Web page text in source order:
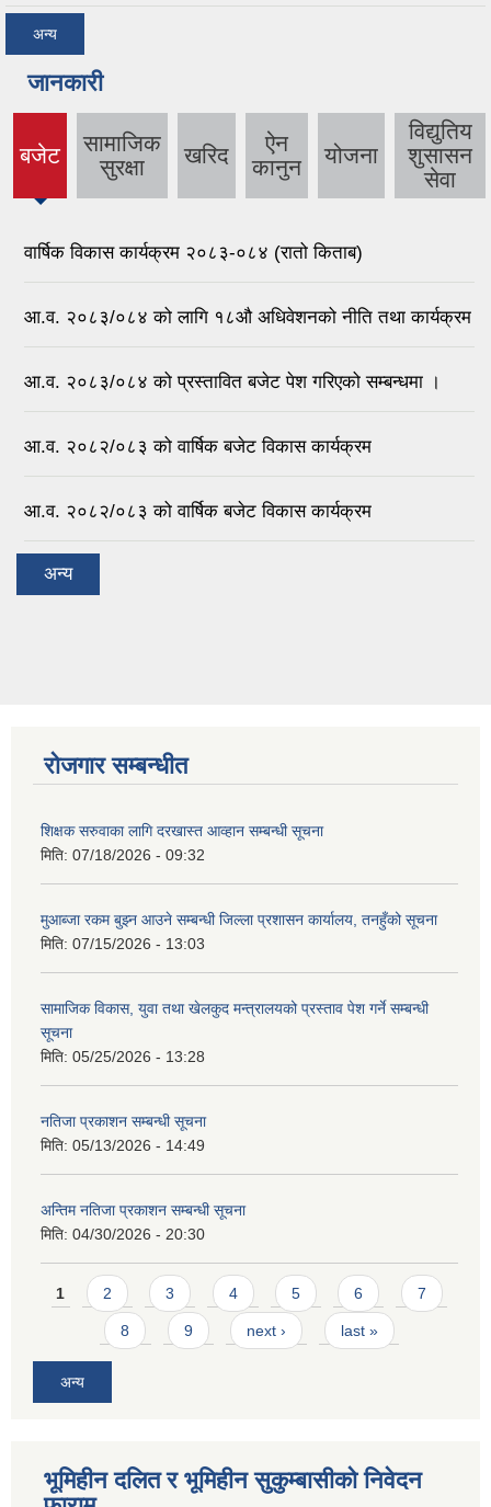
अन्य
जानकारी
बजेट
(active
सामाजिक
सुरक्षा
खरिद
ऐन
कानुन
योजना
विद्युतिय
शुसासन
सेवा
वार्षिक विकास कार्यक्रम २०८३-०८४ (रातो किताब)
आ.व. २०८३/०८४ को लागि १८औ अधिवेशनको नीति तथा कार्यक्रम
आ.व. २०८३/०८४ को प्रस्तावित बजेट पेश गरिएको सम्बन्धमा ।
आ.व. २०८२/०८३ को वार्षिक बजेट विकास कार्यक्रम
आ.व. २०८२/०८३ को वार्षिक बजेट विकास कार्यक्रम
अन्य
रोजगार सम्बन्धीत
शिक्षक सरुवाका लागि दरखास्त आव्हान सम्बन्धी सूचना
मिति: 07/18/2026 - 09:32
मुआब्जा रकम बुझ्न आउने सम्बन्धी जिल्ला प्रशासन कार्यालय, तनहुँको सूचना
मिति: 07/15/2026 - 13:03
सामाजिक विकास, युवा तथा खेलकुद मन्त्रालयको प्रस्ताव पेश गर्ने सम्बन्धी
सूचना
मिति: 05/25/2026 - 13:28
नतिजा प्रकाशन सम्बन्धी सूचना
मिति: 05/13/2026 - 14:49
अन्तिम नतिजा प्रकाशन सम्बन्धी सूचना
मिति: 04/30/2026 - 20:30
Pages
1 2 3 4 5 6 7
8 9 next › last »
अन्य
भूमिहीन दलित र भूमिहीन सुकुम्बासीको निवेदन